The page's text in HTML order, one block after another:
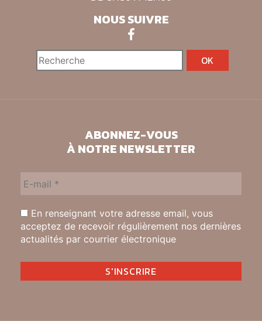
NOUS SUIVRE
ABONNEZ-VOUS
À NOTRE NEWSLETTER
En renseignant votre adresse email, vous
acceptez de recevoir régulièrement nos dernières
actualités par courrier électronique